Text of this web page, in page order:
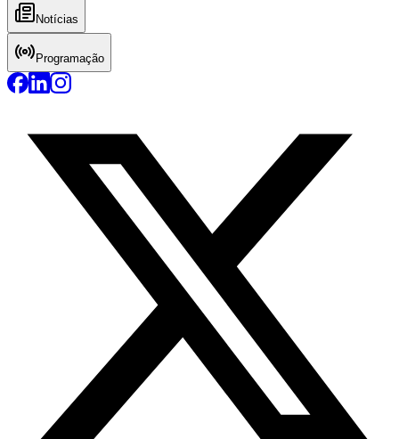
Notícias
Programação